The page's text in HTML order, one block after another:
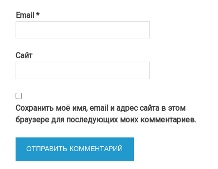
Email *
Сайт
Сохранить моё имя, email и адрес сайта в этом
браузере для последующих моих комментариев.